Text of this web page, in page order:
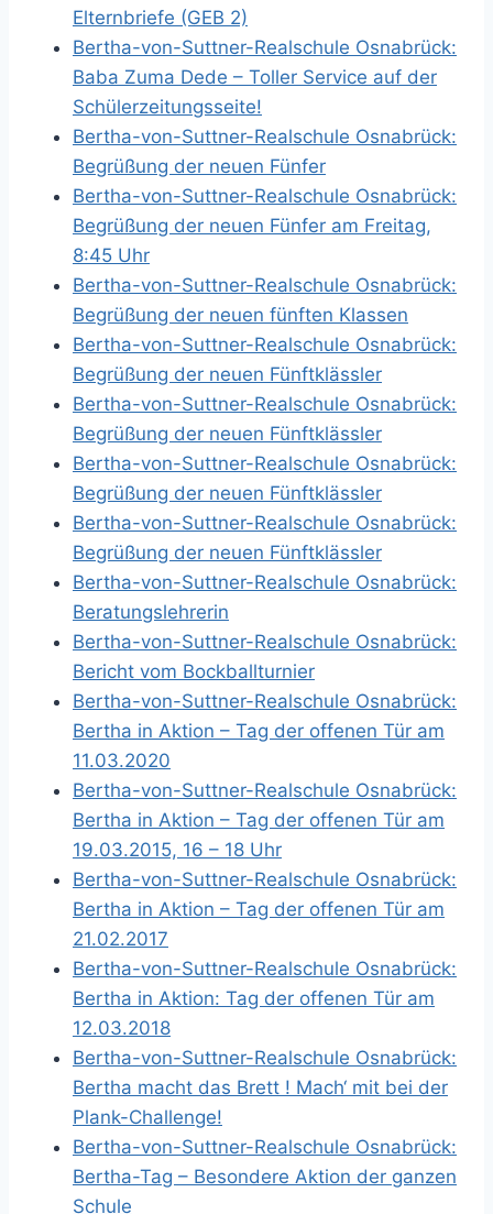
Elternbriefe (GEB 2)
Bertha-von-Suttner-Realschule Osnabrück:
Baba Zuma Dede – Toller Service auf der
Schülerzeitungsseite!
Bertha-von-Suttner-Realschule Osnabrück:
Begrüßung der neuen Fünfer
Bertha-von-Suttner-Realschule Osnabrück:
Begrüßung der neuen Fünfer am Freitag,
8:45 Uhr
Bertha-von-Suttner-Realschule Osnabrück:
Begrüßung der neuen fünften Klassen
Bertha-von-Suttner-Realschule Osnabrück:
Begrüßung der neuen Fünftklässler
Bertha-von-Suttner-Realschule Osnabrück:
Begrüßung der neuen Fünftklässler
Bertha-von-Suttner-Realschule Osnabrück:
Begrüßung der neuen Fünftklässler
Bertha-von-Suttner-Realschule Osnabrück:
Begrüßung der neuen Fünftklässler
Bertha-von-Suttner-Realschule Osnabrück:
Beratungslehrerin
Bertha-von-Suttner-Realschule Osnabrück:
Bericht vom Bockballturnier
Bertha-von-Suttner-Realschule Osnabrück:
Bertha in Aktion – Tag der offenen Tür am
11.03.2020
Bertha-von-Suttner-Realschule Osnabrück:
Bertha in Aktion – Tag der offenen Tür am
19.03.2015, 16 – 18 Uhr
Bertha-von-Suttner-Realschule Osnabrück:
Bertha in Aktion – Tag der offenen Tür am
21.02.2017
Bertha-von-Suttner-Realschule Osnabrück:
Bertha in Aktion: Tag der offenen Tür am
12.03.2018
Bertha-von-Suttner-Realschule Osnabrück:
Bertha macht das Brett ! Mach‘ mit bei der
Plank-Challenge!
Bertha-von-Suttner-Realschule Osnabrück:
Bertha-Tag – Besondere Aktion der ganzen
Schule